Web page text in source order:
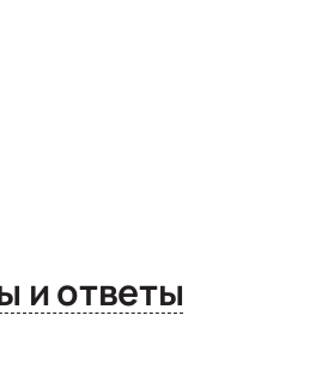
Вопросы и ответы